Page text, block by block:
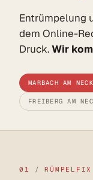
Entrümpelung
dem Online-
Druck.Wir
MARBACH AM
FREIBERG AM
01 /